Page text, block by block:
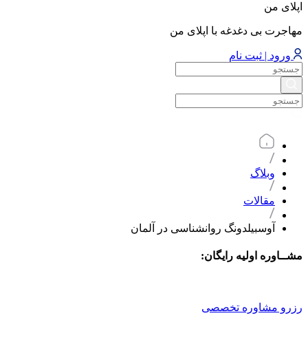
اپلای من
مهاجرت بی دغدغه با اپلای من
ورود | ثبت نام
وبلاگ
مقالات
آوسبیلدونگ روانشناسی در آلمان
مشــاوره اولیه رایگان:
رزرو مشاوره تخصصی